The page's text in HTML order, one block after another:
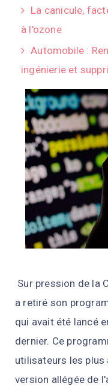
La canicule,
à l'ozone
Automobile :
ingénierie et
Sur pression de la
a retiré son
qui avait été lancé
dernier. Ce
utilisateurs les
version allégée de